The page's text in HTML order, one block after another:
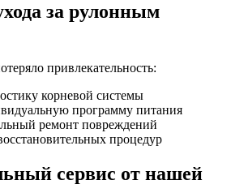
за рулонным
привлекательность:
корневой системы
программу питания
ремонт повреждений
процедур
сервис от нашей